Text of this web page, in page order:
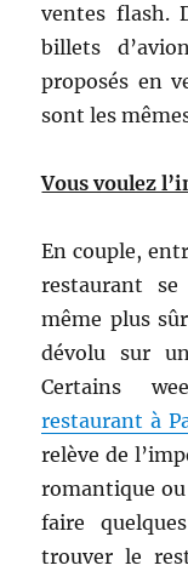
ventes flash.
billets
proposés en
sont les
Vous voulez
En couple,
restaurant
même plus
dévolu sur
Certains
restaurant à
relève de
romantique ou
faire
trouver le